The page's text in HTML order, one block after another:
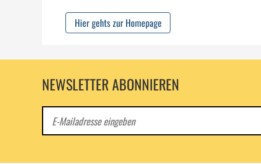
Hier gehts zur Homepage
NEWSLETTER ABONNIEREN
Mail